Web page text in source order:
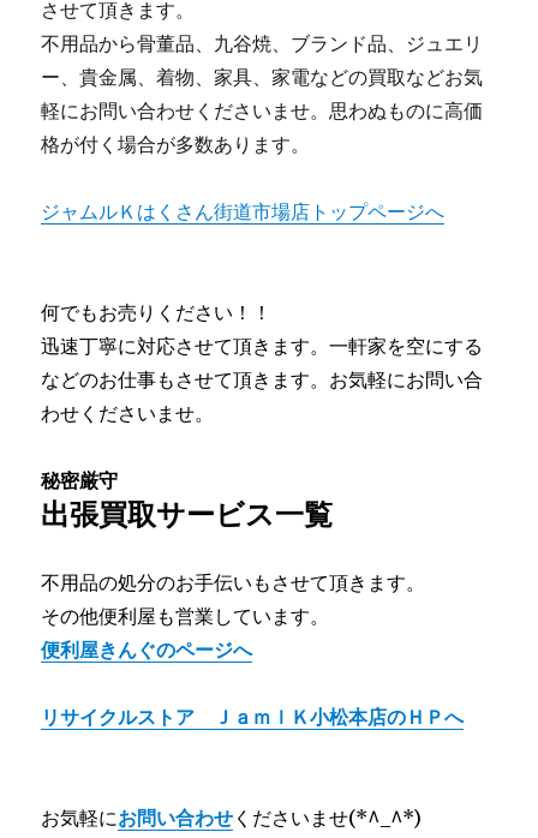
させて頂きます。
不用品から骨董品、九谷焼、ブランド品、ジュエリ
ー、貴金属、着物、家具、家電などの買取などお気
軽にお問い合わせくださいませ。思わぬものに高価
格が付く場合が多数あります。
ジャムルＫはくさん街道市場店トップページへ
何でもお売りください！！
迅速丁寧に対応させて頂きます。一軒家を空にする
などのお仕事もさせて頂きます。お気軽にお問い合
わせくださいませ。
秘密厳守
出張買取サービス一覧
不用品の処分のお手伝いもさせて頂きます。
その他便利屋も営業しています。
便利屋きんぐのページへ
リサイクルストア ＪａｍｌＫ小松本店のＨＰへ
お気軽にお問い合わせ くださいませ(*^_^*)